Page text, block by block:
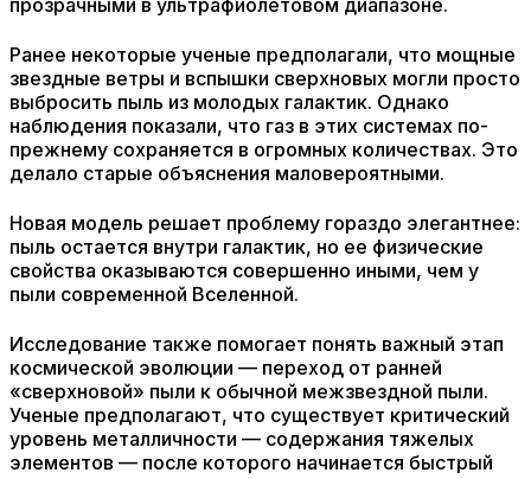
прозрачными в ультрафиолетовом диапазоне.
Ранее некоторые ученые предполагали, что мощные
звездные ветры и вспышки сверхновых могли просто
выбросить пыль из молодых галактик. Однако
наблюдения показали, что газ в этих системах по-
прежнему сохраняется в огромных количествах. Это
делало старые объяснения маловероятными.
Новая модель решает проблему гораздо элегантнее:
пыль остается внутри галактик, но ее физические
свойства оказываются совершенно иными, чем у
пыли современной Вселенной.
Исследование также помогает понять важный этап
космической эволюции — переход от ранней
«сверхновой» пыли к обычной межзвездной пыли.
Ученые предполагают, что существует критический
уровень металличности — содержания тяжелых
элементов — после которого начинается быстрый